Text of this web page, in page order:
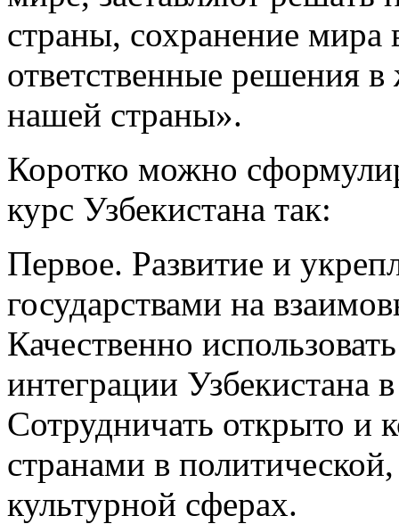
страны, сохранение мира
ответственные решения
нашей страны».
Коротко можно
курс Узбекистана так:
Первое. Развитие и
государствами на
Качественно
интеграции Узбекистана
Сотрудничать открыто и
странами в
культурной сферах.